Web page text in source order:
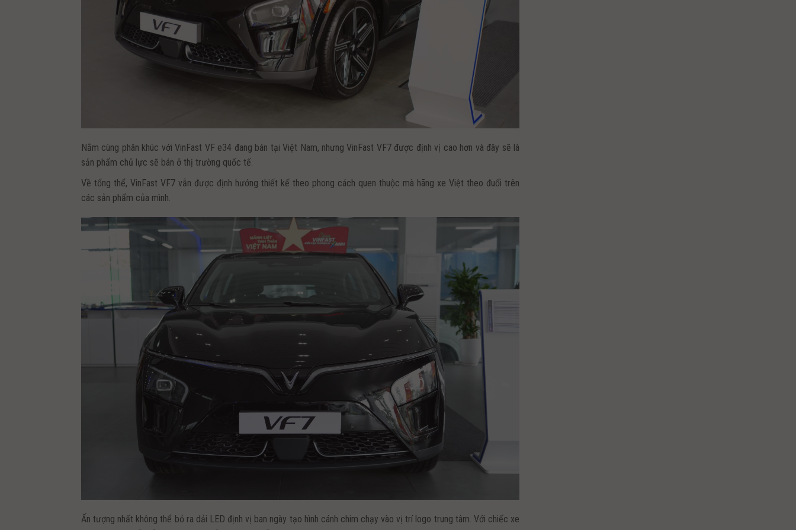
Nằm cùng phân khúc với VinFast VF e34 đang bán tại Việt Nam, nhưng VinFast VF7 được định vị cao hơn và đây sẽ là
sản phẩm chủ lực sẽ bán ở thị trường quốc tế.
Về tổng thể, VinFast VF7 vẫn được định hướng thiết kế theo phong cách quen thuộc mà hãng xe Việt theo đuổi trên
các sản phẩm của mình.
Ấn tượng nhất không thể bỏ ra dải LED định vị ban ngày tạo hình cánh chim chạy vào vị trí logo trung tâm. Với chiếc xe